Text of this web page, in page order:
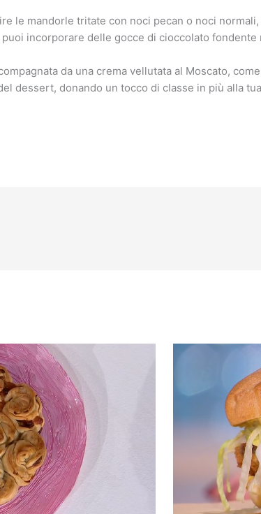
le mandorle tritate con noci pecan o noci
incorporare delle gocce di cioccolato fondente
da una crema vellutata al Moscato,
dessert, donando un tocco di classe in più alla